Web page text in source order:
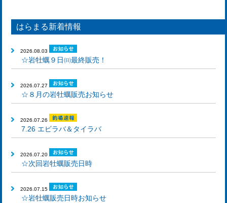
はらまる新着情報
2026.08.03
☆岩牡蠣９日㈰最終販売！
2026.07.27
☆８月の岩牡蠣販売お知らせ
2026.07.26
7.26 エビラバ＆タイラバ
2026.07.20
☆次回岩牡蠣販売日時
2026.07.15
☆岩牡蠣販売日時お知らせ